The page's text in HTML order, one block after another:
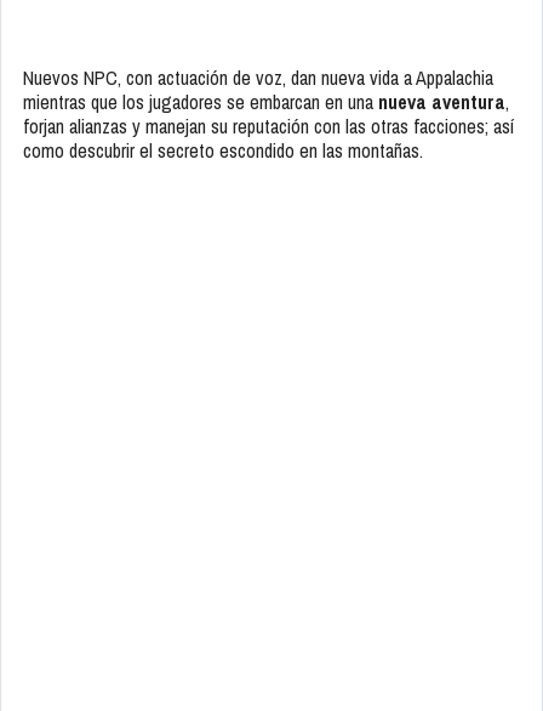
Nuevos NPC, con actuación de voz, dan nueva vida a Appalachia
mientras que los jugadores se embarcan en una nueva aventura,
forjan alianzas y manejan su reputación con las otras facciones; así
como descubrir el secreto escondido en las montañas.